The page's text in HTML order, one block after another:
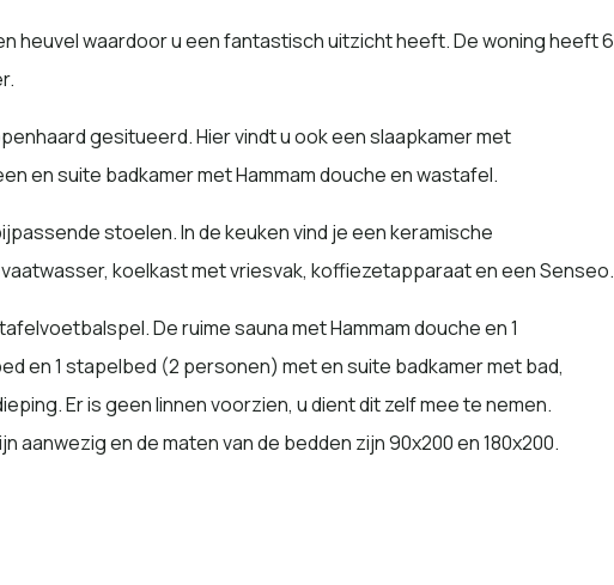
heuvel waardoor u een fantastisch uitzicht heeft. De woning heeft 6
gesitueerd. Hier vindt u ook een slaapkamer met
en suite badkamer met Hammam douche en wastafel.
stoelen. In de keuken vind je een keramische
koelkast met vriesvak, koffiezetapparaat en een Senseo.
De ruime sauna met Hammam douche en 1
en 1 stapelbed (2 personen) met en suite badkamer met bad,
Er is geen linnen voorzien, u dient dit zelf mee te nemen.
aanwezig en de maten van de bedden zijn 90x200 en 180x200.
gesitueerd. Op iedere slaapkamer staat een